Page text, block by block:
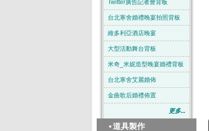
Twitter廣告記者會背板
台北寒舍婚禮晚宴拍照背板
維多利亞酒店晚宴
大型活動舞台背板
米奇_米妮造型晚宴婚禮背板
台北寒舍艾麗婚佈
金曲歌后婚禮佈置
更多...
▪道具製作